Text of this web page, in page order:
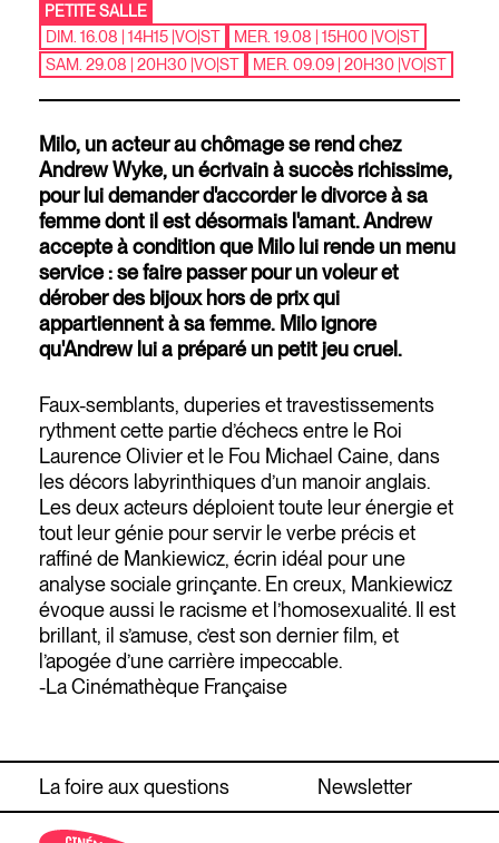
PETITE SALLE
DIM. 16.08 | 14H15 |VO|ST MER. 19.08 | 15H00 |VO|ST
SAM. 29.08 | 20H30 |VO|ST MER. 09.09 | 20H30 |VO|ST
Milo, un acteur au chômage se rend chez
Andrew Wyke, un écrivain à succès richissime,
pour lui demander d'accorder le divorce à sa
femme dont il est désormais l'amant. Andrew
accepte à condition que Milo lui rende un menu
service : se faire passer pour un voleur et
dérober des bijoux hors de prix qui
appartiennent à sa femme. Milo ignore
qu'Andrew lui a préparé un petit jeu cruel.
Faux-semblants, duperies et travestissements
rythment cette partie d’échecs entre le Roi
Laurence Olivier et le Fou Michael Caine, dans
les décors labyrinthiques d’un manoir anglais.
Les deux acteurs déploient toute leur énergie et
tout leur génie pour servir le verbe précis et
raffiné de Mankiewicz, écrin idéal pour une
analyse sociale grinçante. En creux, Mankiewicz
évoque aussi le racisme et l’homosexualité. Il est
brillant, il s’amuse, c’est son dernier film, et
l’apogée d’une carrière impeccable.
-La Cinémathèque Française
La foire aux questions Newsletter